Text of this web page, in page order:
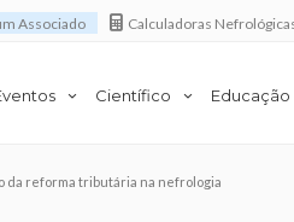
Associado Calculadoras
Científico Educação
da reforma tributária na nefrologia